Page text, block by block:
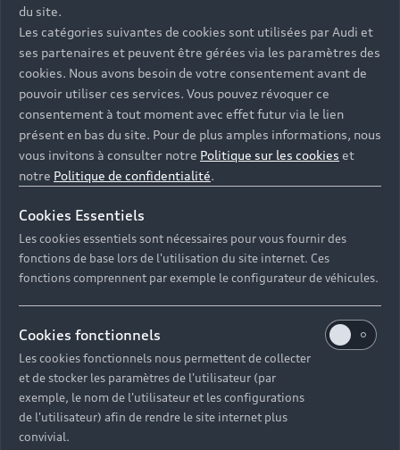
Retour en haut
Accès rapides
Quelle Audi me correspond ?
Tous les modèles
Recherche de véhicules neufs
Véhicules d'occasion disponibles
Demander un essai
Informations et Service Clients
Accessibilité - Clients Sourds et Malentendants
Modèles
Électrique
Hybride rechargeable
Compacte
Berline
Avant
Achat et location
Configurer mon Audi
Réservation et option d'achat
Financer mon Audi
Garanties Audi
Pour les professionnels
Voiture hybride
Voiture commerciale
Entretenir et réparer mon Audi
Offres Après-Vente
Univers Audi
du site.
Les catégories suivantes de cookies sont utilisées par Audi et
ses partenaires et peuvent être gérées via les paramètres des
cookies. Nous avons besoin de votre consentement avant de
pouvoir utiliser ces services. Vous pouvez révoquer ce
consentement à tout moment avec effet futur via le lien
présent en bas du site. Pour de plus amples informations, nous
vous invitons à consulter notre Politique sur les cookies et
notre Politique de confidentialité.
Cookies Essentiels
Les cookies essentiels sont nécessaires pour vous fournir des
fonctions de base lors de l'utilisation du site internet. Ces
fonctions comprennent par exemple le configurateur de véhicules.
Cookies fonctionnels
Les cookies fonctionnels nous permettent de collecter
et de stocker les paramètres de l'utilisateur (par
exemple, le nom de l'utilisateur et les configurations
de l'utilisateur) afin de rendre le site internet plus
convivial.